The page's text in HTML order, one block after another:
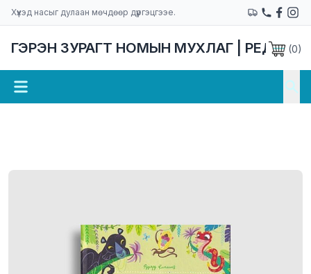
Хүүхэд насыг дулаан мөчдөөр дүүргэцгээе.
ГЭРЭН ЗУРАГТ НОМЫН МУХЛАГ | РЕДАКЦ
(0)